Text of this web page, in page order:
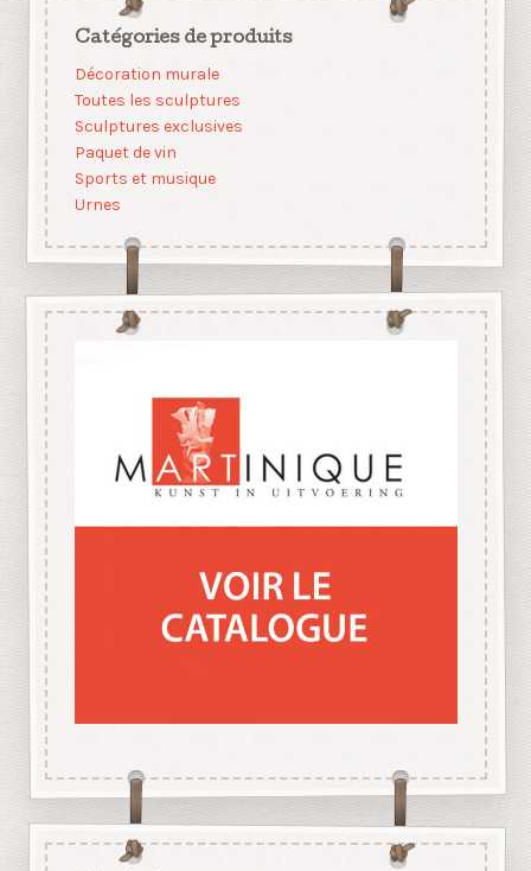
Catégories de produits
Décoration murale
Toutes les sculptures
Sculptures exclusives
Paquet de vin
Sports et musique
Urnes